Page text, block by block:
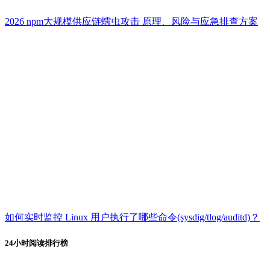
2026 npm大规模供应链蠕虫攻击 原理、风险与应急排查方案
如何实时监控 Linux 用户执行了哪些命令(sysdig/tlog/auditd)？
24小时阅读排行榜